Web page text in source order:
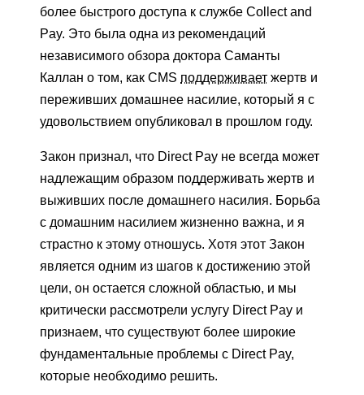
более быстрого доступа к службе Collect and
Pay. Это была одна из рекомендаций
независимого обзора доктора Саманты
Каллан о том, как CMS поддерживает жертв и
переживших домашнее насилие, который я с
удовольствием опубликовал в прошлом году.
Закон признал, что Direct Pay не всегда может
надлежащим образом поддерживать жертв и
выживших после домашнего насилия. Борьба
с домашним насилием жизненно важна, и я
страстно к этому отношусь. Хотя этот Закон
является одним из шагов к достижению этой
цели, он остается сложной областью, и мы
критически рассмотрели услугу Direct Pay и
признаем, что существуют более широкие
фундаментальные проблемы с Direct Pay,
которые необходимо решить.